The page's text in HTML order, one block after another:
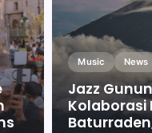
Music News
Jazz
Kolaborasi